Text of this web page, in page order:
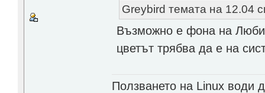
Greybird темата на 12.04
Възможно е фона на
цветът трябва да е на
Ползването на Linux води